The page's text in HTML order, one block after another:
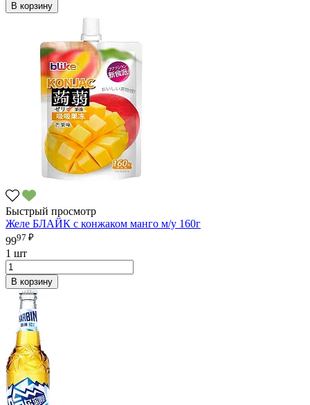
В корзину
Быстрый просмотр
Желе БЛАЙК с конжаком манго м/у 160г
9997 ₽
1 шт
В корзину